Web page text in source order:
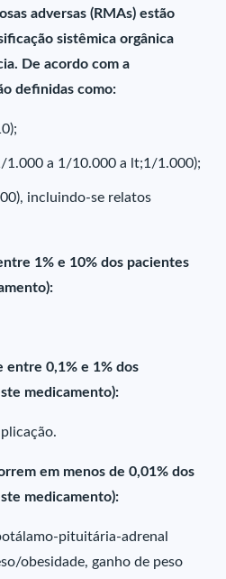
adversas (RMAs) estão
sistêmica orgânica
De acordo com a
definidas como:
1.000 a 1/10.000 a lt;1/1.000);
incluindo-se relatos
1% e 10% dos pacientes
entre 0,1% e 1% dos
medicamento):
em menos de 0,01% dos
medicamento):
pituitária-adrenal
obesidade, ganho de peso